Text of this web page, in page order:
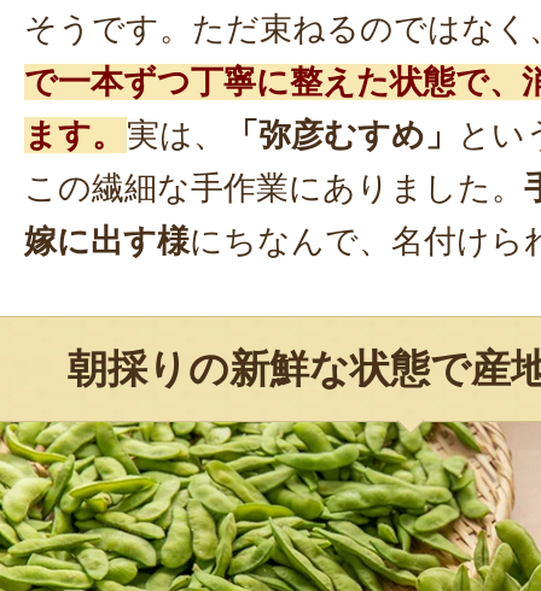
そうです。ただ束ねるのではなく
で一本ずつ丁寧に整えた状態で、
ます。 実は、 「弥彦むすめ」
とい
この繊細な手作業にありました。
嫁に出す様にちなんで、名付けら
朝採りの新鮮な状態で産